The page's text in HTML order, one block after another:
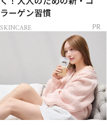
ラーゲン習慣
SKINCARE PR